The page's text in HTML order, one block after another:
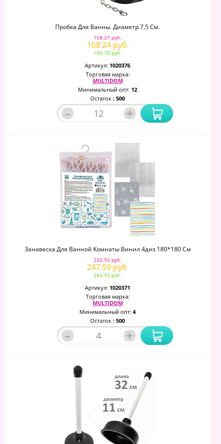
Пробка Для Ванны. Диаметр 7,5 См.
158.27 руб.
168.24 руб.
180.70 руб.
Артикул: 1020376
Торговая марка:
MULTIDOM
Минимальный опт: 12
Остаток : 500
– +
Занавеска Для Ванной Комнаты Винил 4диз 180*180 См
232.92 руб.
247.59 руб.
265.93 руб.
Артикул: 1020371
Торговая марка:
MULTIDOM
Минимальный опт: 4
Остаток : 500
– +